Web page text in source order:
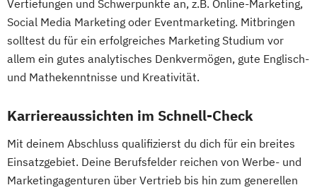
Vertiefungen und Schwerpunkte an, z.B. Online-Marketing,
Social Media Marketing oder Eventmarketing. Mitbringen
solltest du für ein erfolgreiches Marketing Studium vor
allem ein gutes analytisches Denkvermögen, gute Englisch-
und Mathekenntnisse und Kreativität.
Karriereaussichten im Schnell-Check
Mit deinem Abschluss qualifizierst du dich für ein breites
Einsatzgebiet. Deine Berufsfelder reichen von Werbe- und
Marketingagenturen über Vertrieb bis hin zum generellen